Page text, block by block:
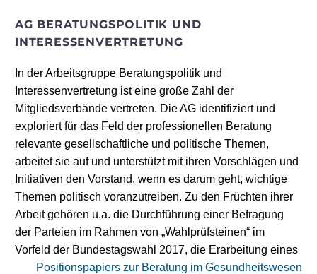
AG BERATUNGSPOLITIK UND
INTERESSENVERTRETUNG
In der Arbeitsgruppe Beratungspolitik und
Interessenvertretung ist eine große Zahl der
Mitgliedsverbände vertreten. Die AG identifiziert und
exploriert für das Feld der professionellen Beratung
relevante gesellschaftliche und politische Themen,
arbeitet sie auf und unterstützt mit ihren Vorschlägen und
Initiativen den Vorstand, wenn es darum geht, wichtige
Themen politisch voranzutreiben. Zu den Früchten ihrer
Arbeit gehören u.a. die Durchführung einer Befragung
der Parteien im Rahmen von „Wahlprüfsteinen“ im
Vorfeld der Bundestagswahl 2017, die Erarbeitung eines
Positionspapiers zur Beratung im Gesundheitswesen